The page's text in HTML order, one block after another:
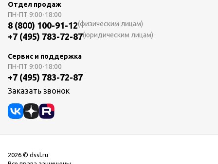
Отдел продаж
ПН-ПТ 9:00-18:00
8 (800) 100-91-12(физическим лицам)
+7 (495) 783-72-87(юридическим лицам)
Сервис и поддержка
ПН-ПТ 9:00-18:00
+7 (495) 783-72-87
Заказать звонок
2026 © dssl.ru